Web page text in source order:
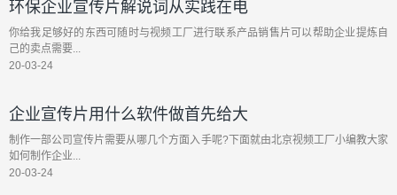
环保企业宣传片解说词从实践在电
你给我足够好的东西可随时与视频工厂进行联系产品销售片可以帮助企业提炼自
己的卖点需要...
20-03-24
企业宣传片用什么软件做首先给大
制作一部公司宣传片需要从哪几个方面入手呢?下面就由北京视频工厂小编教大家
如何制作企业...
20-03-24